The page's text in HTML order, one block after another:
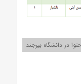
در دانشگاه بیرجند